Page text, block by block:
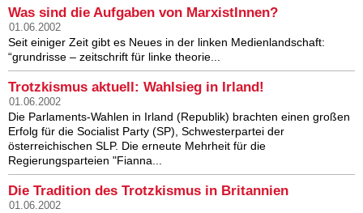
Was sind die Aufgaben von MarxistInnen?
01.06.2002
Seit einiger Zeit gibt es Neues in der linken Medienlandschaft:
“grundrisse – zeitschrift für linke theorie...
Trotzkismus aktuell: Wahlsieg in Irland!
01.06.2002
Die Parlaments-Wahlen in Irland (Republik) brachten einen großen
Erfolg für die Socialist Party (SP), Schwesterpartei der
österreichischen SLP. Die erneute Mehrheit für die
Regierungsparteien "Fianna...
Die Tradition des Trotzkismus in Britannien
01.06.2002